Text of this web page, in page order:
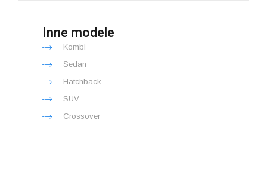
Inne modele
Kombi
Sedan
Hatchback
SUV
Crossover